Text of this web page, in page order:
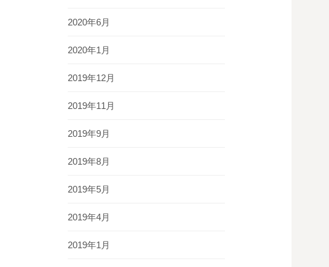
2020年6月
2020年1月
2019年12月
2019年11月
2019年9月
2019年8月
2019年5月
2019年4月
2019年1月